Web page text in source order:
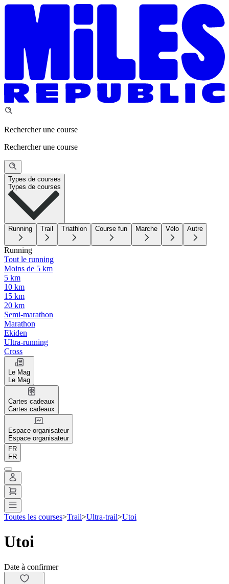
Rechercher une course
Rechercher une course
Types de courses
Types de courses
Running Trail Triathlon Course fun Marche Vélo Autre
Running
Tout le running
Moins de 5 km
5 km
10 km
15 km
20 km
Semi-marathon
Marathon
Ekiden
Ultra-running
Cross
Le Mag
Le Mag
Cartes cadeaux
Cartes cadeaux
Espace organisateur
Espace organisateur
FR
FR
Toutes les courses>Trail>Ultra-trail>Utoi
Utoi
Date à confirmer